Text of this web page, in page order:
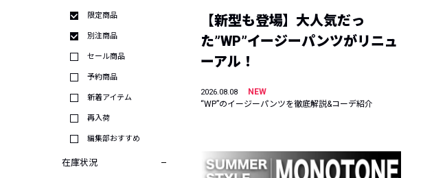
限定商品
別注商品
セール商品
予約商品
新着アイテム
再入荷
編集部おすすめ
在庫状況
【新型も登場】大人気だっ
た”WP”イージーパンツがリニュ
ーアル！
2026.08.08
NEW
“WP”のイージーパンツを徹底解説&コーデ紹介